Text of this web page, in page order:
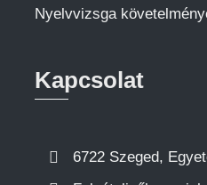
Nyelvvizsga
Kapcsolat
6722 Szeged,